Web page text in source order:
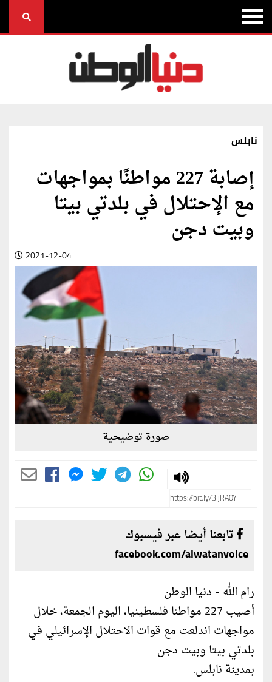
نابلس
إصابة 227 مواطنًا بمواجهات
مع الإحتلال في بلدتي بيتا
وبيت دجن
2021-12-04
صورة توضيحية
تابعنا أيضا عبر فيسبوك
facebook.com/alwatanvoice
رام الله - دنيا الوطن
أصيب 227 مواطنا فلسطينيا، اليوم الجمعة، خلال
مواجهات اندلعت مع قوات الاحتلال الإسرائيلي في
بلدتي بيتا وبيت دجن
بمدينة نابلس.